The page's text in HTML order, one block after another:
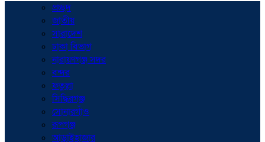
প্রচ্ছদ
জাতীয়
সারাদেশ
ঢাকা বিভাগ
নারায়ণগঞ্জ সদর
বন্দর
ফতুল্লা
সিদ্ধিরগঞ্জ
সোনারগাঁও
রূপগঞ্জ
আড়াইহাজার